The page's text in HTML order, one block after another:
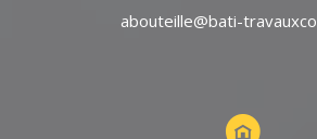
abouteille@bati-